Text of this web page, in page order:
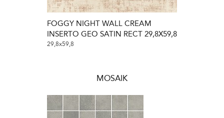
FOGGY NIGHT WALL CREAM
INSERTO GEO SATIN RECT 29,8X59,8
29,8x59,8
MOSAIK